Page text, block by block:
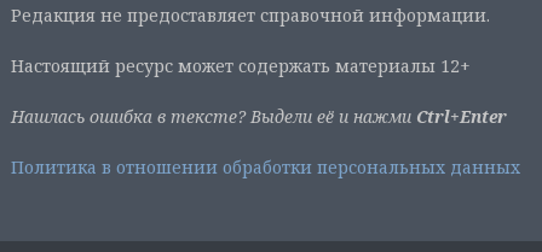
Редакция не предоставляет справочной информации.
Настоящий ресурс может содержать материалы 12+
Нашлась ошибка в тексте? Выдели её и нажми Ctrl+Enter
Политика в отношении обработки персональных данных